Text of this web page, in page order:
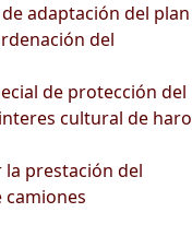
adaptación del plan
del
de protección del
cultural de haro
la prestación del